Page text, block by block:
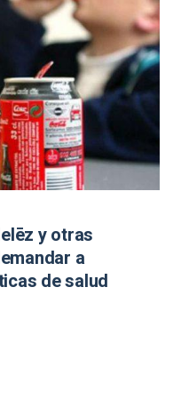
y otras
a
de salud